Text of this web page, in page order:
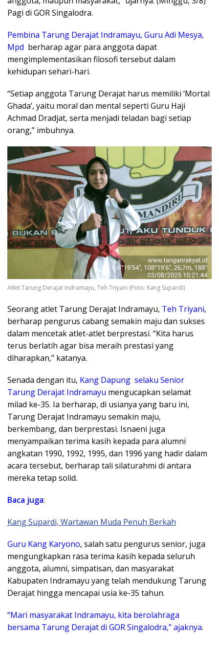
Pagi di GOR Singalodra.
Pembina Tarung Derajat Indramayu, Guru Adi Mesya,
Mpd berharap agar para anggota dapat
mengimplementasikan filosofi tersebut dalam
kehidupan sehari-hari.
“Setiap anggota Tarung Derajat harus memiliki ‘Mortal
Ghada’, yaitu moral dan mental seperti Guru Haji
Achmad Dradjat, serta menjadi teladan bagi setiap
orang,” imbuhnya.
Atlet Tarung Derajat Indramayu, Teh Triyani (Foto: Kang Supardi)
Seorang atlet Tarung Derajat Indramayu, Teh Triyani,
berharap pengurus cabang semakin maju dan sukses
dalam mencetak atlet-atlet berprestasi. “Kita harus
terus berlatih agar bisa meraih prestasi yang
diharapkan,” katanya.
Senada dengan itu, Kang Dapung selaku Senior
Tarung Derajat Indramayu mengucapkan selamat
milad ke-35. Ia berharap, di usianya yang baru ini,
Tarung Derajat Indramayu semakin maju,
berkembang, dan berprestasi. Isnaeni juga
menyampaikan terima kasih kepada para alumni
angkatan 1990, 1992, 1995, dan 1996 yang hadir dalam
acara tersebut, berharap tali silaturahmi di antara
mereka tetap solid.
Baca juga:
Kang Supardi, Wartawan Muda Penuh Berkah
Guru Kang Karyono, salah satu pengurus senior, juga
mengungkapkan rasa terima kasih kepada seluruh
anggota, alumni, simpatisan, dan masyarakat
Kabupaten Indramayu yang telah mendukung Tarung
Derajat hingga mencapai usia ke-35 tahun.
“Mari masyarakat Indramayu, kita berolahraga
bersama Tarung Derajat di GOR Singalodra,” ajaknya.